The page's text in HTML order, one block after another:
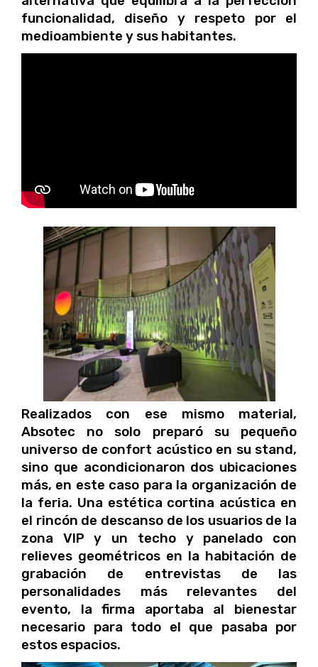
funcionalidad, diseño y respeto por el
medioambiente y sus habitantes.
Realizados con ese mismo material,
Absotec no solo preparó su pequeño
universo de confort acústico en su stand,
sino que acondicionaron dos ubicaciones
más, en este caso para la organización de
la feria. Una estética cortina acústica en
el rincón de descanso de los usuarios de la
zona VIP y un techo y panelado con
relieves geométricos en la habitación de
grabación de entrevistas de las
personalidades más relevantes del
evento, la firma aportaba al bienestar
necesario para todo el que pasaba por
estos espacios.